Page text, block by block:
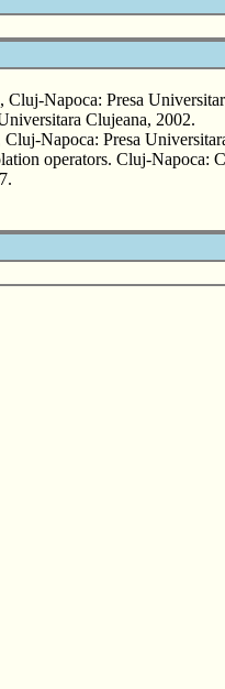
Napoca: Presa
Clujeana, 2002.
Napoca: Presa
operators. Cluj-Napoca: